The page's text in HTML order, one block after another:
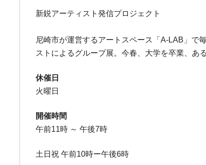
新鋭アーティスト発信プロジェクト
尼崎市が運営するアートスペース「A-LAB」で
ストによるグループ展。今春、大学を卒業、あ
休催日
火曜日
開催時間
午前11時 ～ 午後7時
土日祝 午前10時ー午後6時